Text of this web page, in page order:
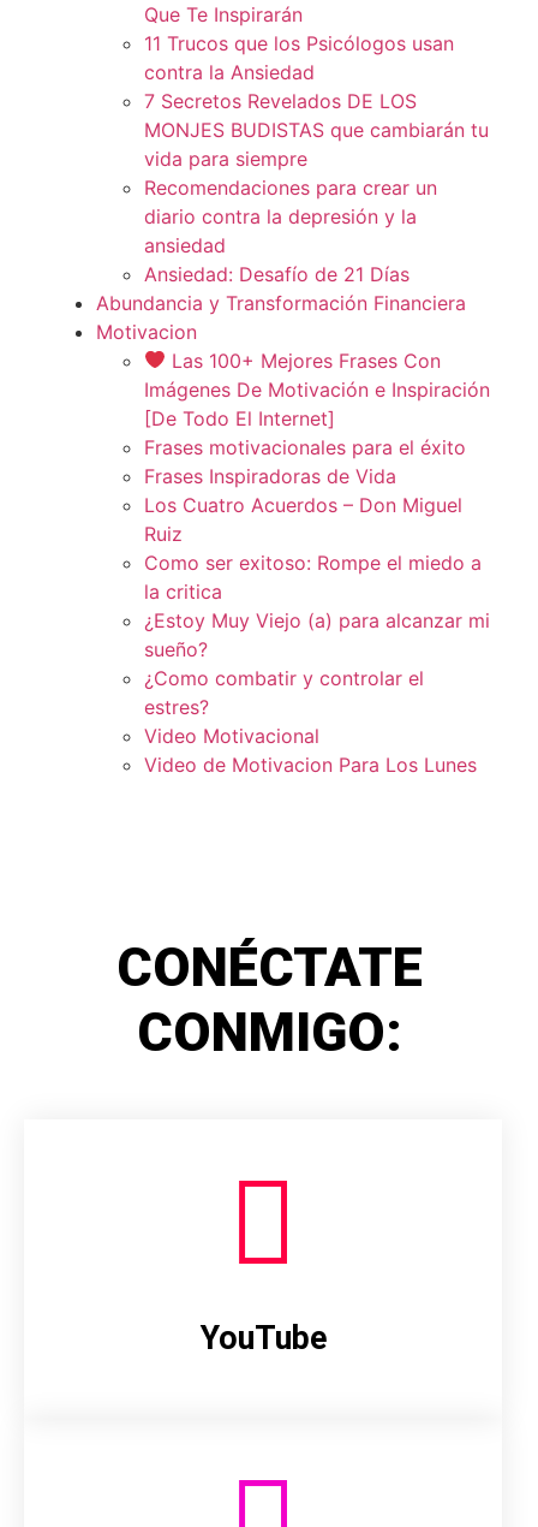
Que Te Inspirarán
11 Trucos que los Psicólogos usan
contra la Ansiedad
7 Secretos Revelados DE LOS
MONJES BUDISTAS que cambiarán tu
vida para siempre
Recomendaciones para crear un
diario contra la depresión y la
ansiedad
Ansiedad: Desafío de 21 Días
Abundancia y Transformación Financiera
Motivacion
Las 100+ Mejores Frases Con
Imágenes De Motivación e Inspiración
[De Todo El Internet]
Frases motivacionales para el éxito
Frases Inspiradoras de Vida
Los Cuatro Acuerdos – Don Miguel
Ruiz
Como ser exitoso: Rompe el miedo a
la critica
¿Estoy Muy Viejo (a) para alcanzar mi
sueño?
¿Como combatir y controlar el
estres?
Video Motivacional
Video de Motivacion Para Los Lunes
CONÉCTATE
CONMIGO:
YouTube